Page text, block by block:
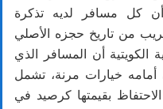
أن كل مسافر لديه تذكرة
من تاريخ حجزه الأصلي
الكويتية أن المسافر الذي
أمامه خيارات مرنة، تشمل
الاحتفاظ بقيمتها كرصيد في